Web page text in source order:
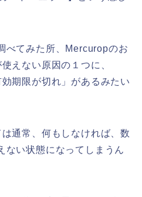
べてみた所、Mercuropのお
えない原因の１つに、
期限が切れ」があるみたい
通常、何もしなければ、数
ない状態になってしまうん